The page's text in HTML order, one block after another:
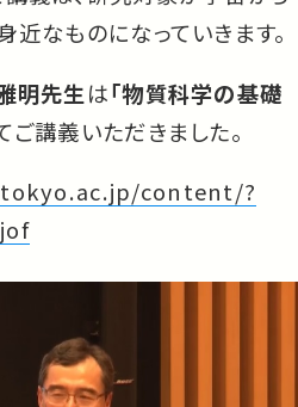
近なものになっていきます。
明先生は「物質科学の基礎
ご講義いただきました。
content/?